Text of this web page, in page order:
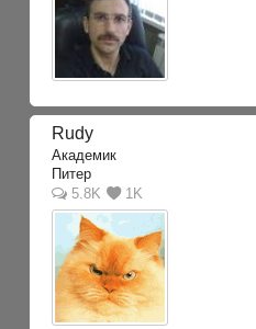
Rudy
Академик
Питер
5.8K
1K